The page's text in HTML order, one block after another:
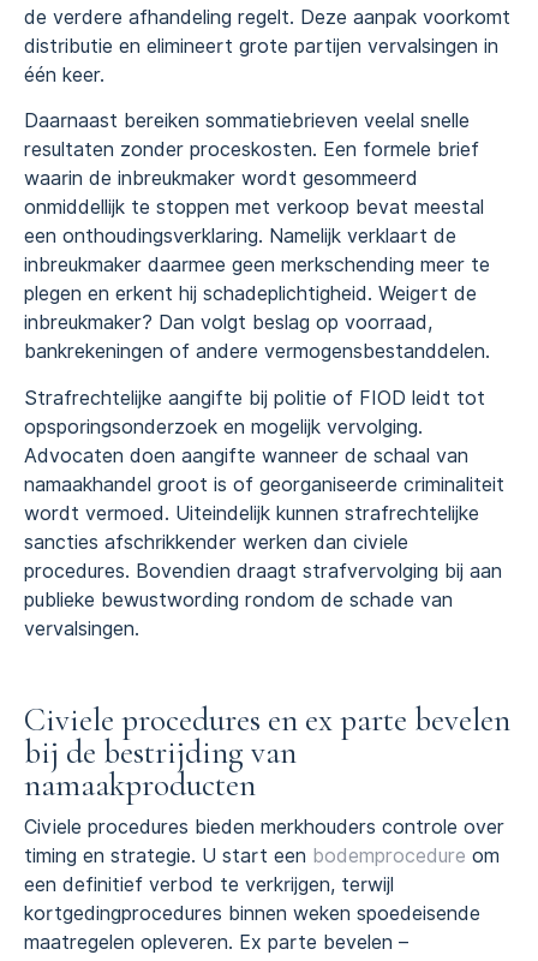
de verdere afhandeling regelt. Deze aanpak voorkomt
distributie en elimineert grote partijen vervalsingen in
één keer.
Daarnaast bereiken sommatiebrieven veelal snelle
resultaten zonder proceskosten. Een formele brief
waarin de inbreukmaker wordt gesommeerd
onmiddellijk te stoppen met verkoop bevat meestal
een onthoudingsverklaring. Namelijk verklaart de
inbreukmaker daarmee geen merkschending meer te
plegen en erkent hij schadeplichtigheid. Weigert de
inbreukmaker? Dan volgt beslag op voorraad,
bankrekeningen of andere vermogensbestanddelen.
Strafrechtelijke aangifte bij politie of FIOD leidt tot
opsporingsonderzoek en mogelijk vervolging.
Advocaten doen aangifte wanneer de schaal van
namaakhandel groot is of georganiseerde criminaliteit
wordt vermoed. Uiteindelijk kunnen strafrechtelijke
sancties afschrikkender werken dan civiele
procedures. Bovendien draagt strafvervolging bij aan
publieke bewustwording rondom de schade van
vervalsingen.
Civiele procedures en ex parte bevelen
bij de bestrijding van
namaakproducten
Civiele procedures bieden merkhouders controle over
timing en strategie. U start een bodemprocedure om
een definitief verbod te verkrijgen, terwijl
kortgedingprocedures binnen weken spoedeisende
maatregelen opleveren. Ex parte bevelen –